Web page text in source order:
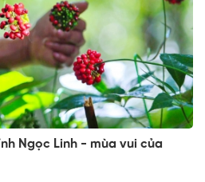
Ngọc Linh - mùa vui của